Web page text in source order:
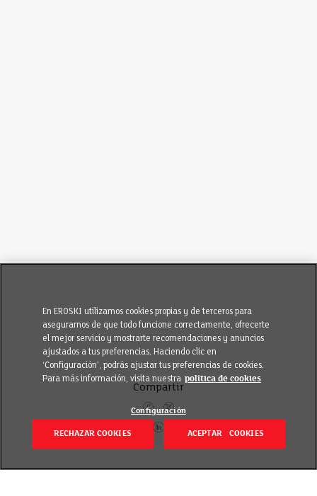
Compartir
En EROSKI utilizamos cookies propias y de terceros para
asegurarnos de que todo funcione correctamente, ofrecerte
el mejor servicio y mostrarte recomendaciones y anuncios
ajustados a tus preferencias. Haciendo clic en
‘Configuración’, podrás ajustar tus preferencias de cookies.
Para más información, visita nuestra política de cookies
Configuración
RECHAZAR COOKIES ACEPTAR COOKIES